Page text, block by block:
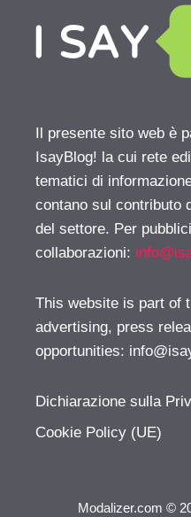
Il presente sito web è
IsayBlog! la cui rete
tematici di
contano sul contributo
del settore. Per
collaborazioni:
This website is part of
advertising, press
opportunities:
Dichiarazione sulla
Cookie Policy (UE)
Modalizer.com ©